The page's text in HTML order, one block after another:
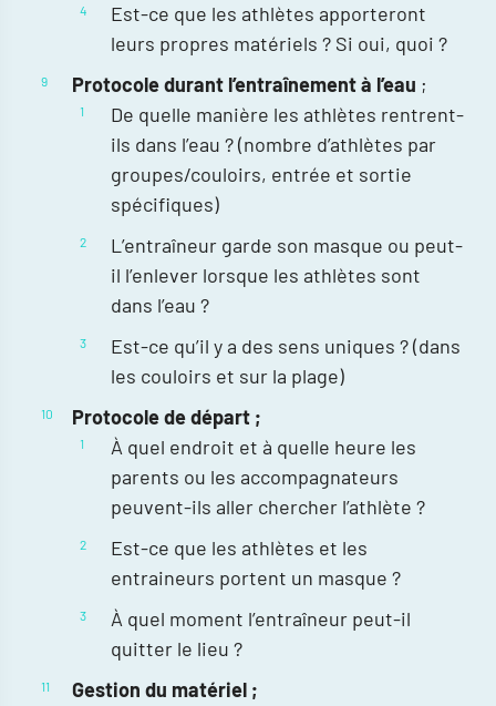
Est-ce que les athlètes apporteront
leurs propres matériels ? Si oui, quoi ?
Protocole durant l’entraînement à l’eau ;
De quelle manière les athlètes rentrent-
ils dans l’eau ? (nombre d’athlètes par
groupes/couloirs, entrée et sortie
spécifiques)
L’entraîneur garde son masque ou peut-
il l’enlever lorsque les athlètes sont
dans l’eau ?
Est-ce qu’il y a des sens uniques ? (dans
les couloirs et sur la plage)
Protocole de départ ;
À quel endroit et à quelle heure les
parents ou les accompagnateurs
peuvent-ils aller chercher l’athlète ?
Est-ce que les athlètes et les
entraineurs portent un masque ?
À quel moment l’entraîneur peut-il
quitter le lieu ?
Gestion du matériel ;